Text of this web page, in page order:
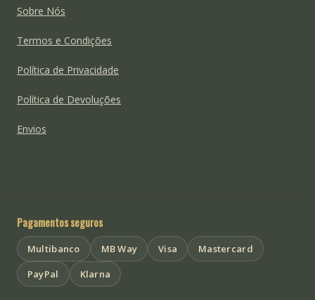
Sobre Nós
Termos e Condições
Política de Privacidade
Política de Devoluções
Envios
Pagamentos seguros
Multibanco MB Way Visa
Mastercard
PayPal
Klarna